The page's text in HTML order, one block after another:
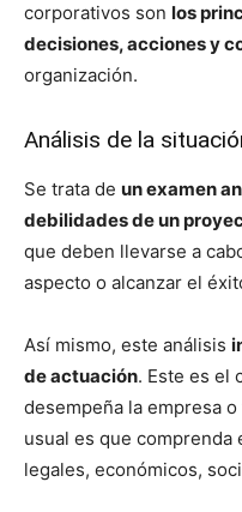
corporativos son los
decisiones, acciones y
organización.
Análisis de la
Se trata de un examen
debilidades de un
que deben llevarse a
aspecto o alcanzar el
Así mismo, este análisis
de actuación. Este es el
desempeña la empresa
usual es que
legales, económicos,